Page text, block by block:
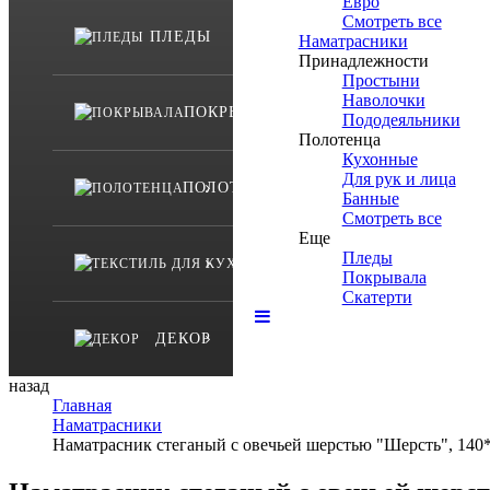
ПЛЕДЫ
ПОКРЫВАЛА
ПОЛОТЕНЦА
ТЕКСТИЛЬ ДЛЯ КУХНИ
ДЕКОР
Смотреть все
Наматрасники
Принадлежности
Простыни
Наволочки
Пододеяльники
Полотенца
Кухонные
Для рук и лица
Банные
Смотреть все
Еще
Пледы
Покрывала
Скатерти
назад
Главная
Наматрасники
Наматрасник стеганый с овечьей шерстью "Шерсть",